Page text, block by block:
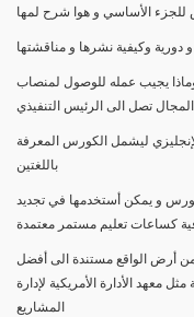
دورية وكيفية نشرها و مناقشتها
وماذا يجيب عمله للوصول لمنصاب
تصل الى الرئيس التنفيذي
ليشمل الكورس المعرفة
باللغتين
و يمكن أستخدمها في تجديد
كساعات تعليم مستمر معتمدة
أرض الواقع مستندة الى أفضل
معهد الأدارة الأمريكية لإدارة
المشاريع